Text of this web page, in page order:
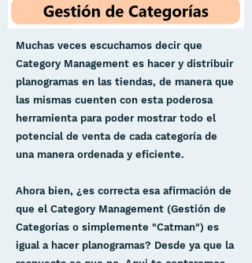
Muchas veces escuchamos decir que
Category Management es hacer y distribuir
planogramas en las tiendas, de manera que
las mismas cuenten con esta poderosa
herramienta para poder mostrar todo el
potencial de venta de cada categoría de
una manera ordenada y eficiente.
Ahora bien, ¿es correcta esa afirmación de
que el Category Management (Gestión de
Categorías o simplemente "Catman") es
igual a hacer planogramas? Desde ya que la